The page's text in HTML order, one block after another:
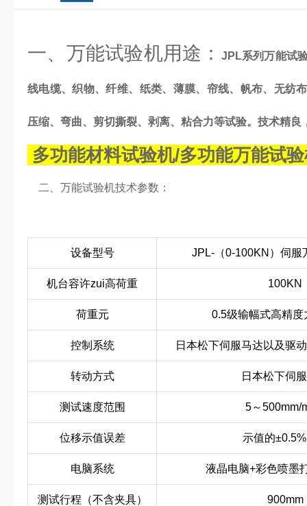
一、万能试验机用途： JPL系列万能试
线电缆、织物、纤维、纸类、薄膜、帘线、帆布、无纺
压缩、弯曲、剪切撕裂、剥离、粘合力等试验。技术精良
多功能材料试验机/多功能万能试
二、万能试验机技术参数：
设备型号 JPL-（0-100KN）伺服
机台容许zui高荷重 100KN
荷重元 0.5级输幅式高精度
控制系统 日本松下伺服马达以及驱
转动方式 日本松下伺
测试速度范围 5～
位移示值误差 示值的
电脑系统 液晶电脑+彩色喷墨
测试行程（不含夹具） 900mm